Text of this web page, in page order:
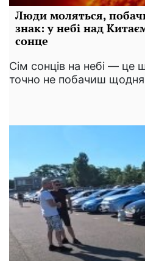
Люди моляться,
знак: у небі над
сонце
Сім сонців на небі — це
точно не побачиш